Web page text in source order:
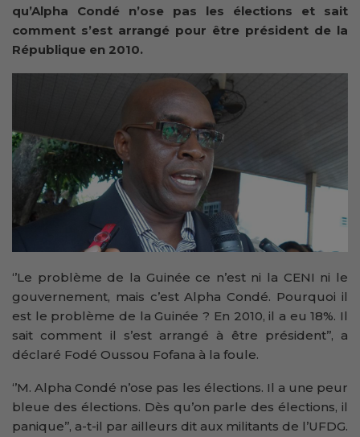
qu’Alpha Condé n’ose pas les élections et sait
comment s’est arrangé pour être président de la
République en 2010.
‘’Le problème de la Guinée ce n’est ni la CENI ni le
gouvernement, mais c’est Alpha Condé. Pourquoi il
est le problème de la Guinée ? En 2010, il a eu 18%. Il
sait comment il s’est arrangé à être président’’, a
déclaré Fodé Oussou Fofana à la foule.
‘’M. Alpha Condé n’ose pas les élections. Il a une peur
bleue des élections. Dès qu’on parle des élections, il
panique’’, a-t-il par ailleurs dit aux militants de l’UFDG.